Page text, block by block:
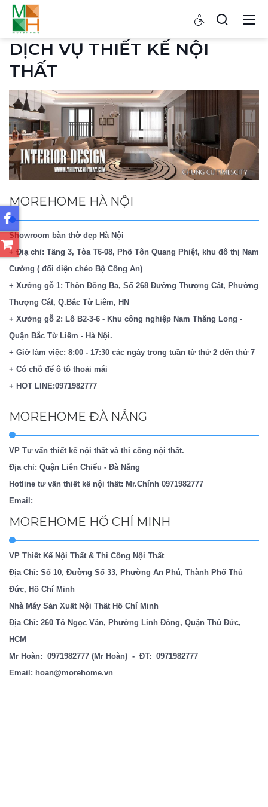
DỊCH VỤ THIẾT KẾ NỘI
THẤT
MOREHOME HÀ NỘI
Showroom bàn thờ đẹp Hà Nội
+ Điạ chỉ: Tầng 3, Tòa T6-08, Phố Tôn Quang Phiệt, khu đô thị Nam
Cường ( đối diện chéo Bộ Công An)
+ Xưởng gỗ 1: Thôn Đông Ba, Số 268 Đường Thượng Cát, Phường
Thượng Cát, Q.Bắc Từ Liêm, HN
+ Xưởng gỗ 2: Lô B2-3-6 - Khu công nghiệp Nam Thăng Long -
Quận Bắc Từ Liêm - Hà Nội.
+ Giờ làm việc: 8:00 - 17:30 các ngày trong tuần từ thứ 2 đến thứ 7
+ Có chỗ để ô tô thoải mái
+ HOT LINE:0971982777
MOREHOME ĐÀ NẴNG
VP Tư vấn thiết kế nội thất và thi công nội thất.
Địa chỉ: Quận Liên Chiểu - Đà Nẵng
Hotline tư vấn thiết kế nội thất: Mr.Chính 0971982777
Email:
MOREHOME HỒ CHÍ MINH
VP Thiết Kế Nội Thất & Thi Công Nội Thất
Địa Chỉ: Số 10, Đường Số 33, Phường An Phú, Thành Phố Thủ
Đức, Hồ Chí Minh
Nhà Máy Sản Xuất Nội Thất Hồ Chí Minh
Địa Chỉ: 260 Tô Ngọc Vân, Phường Linh Đông, Quận Thủ Đức,
HCM
Mr Hoàn: 0971982777 (Mr Hoàn) - ĐT: 0971982777
Email: hoan@morehome.vn